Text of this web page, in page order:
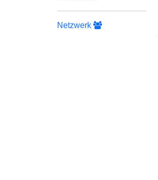
Netzwerk